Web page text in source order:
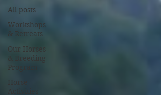
All posts
Workshops
& Retreats
Our Horses
& Breeding
Horse